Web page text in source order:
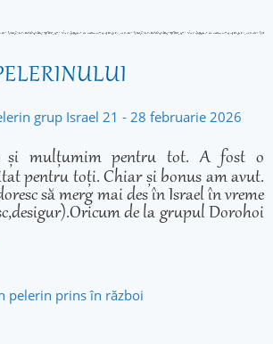
grup Israel 21 - 28 februarie 2026
și mulțumim pentru tot. A fost o
pentru toți. Chiar și bonus am avut.
să merg mai des în Israel în vreme
de la grupul Dorohoi
pelerin prins în război